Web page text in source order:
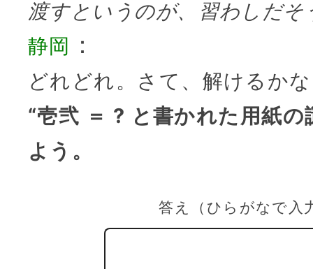
渡すというのが、習わしだそ
静岡 ：
どれどれ。さて、解けるか
“壱弐 ＝ ? と書かれた用紙
よう。
答え（ひらがなで